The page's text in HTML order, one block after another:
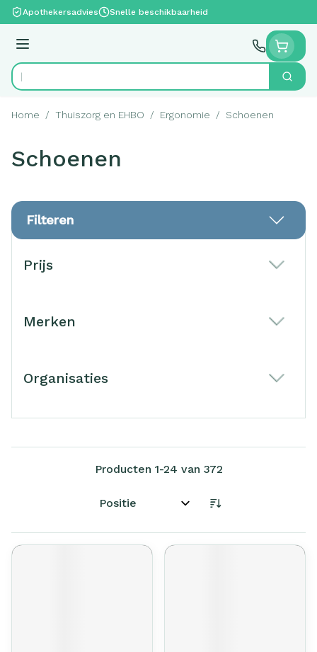
Ga naar de inhoud
Apothekersadvies Snelle beschikbaarheid
Menu
Product, merk, categorie... Zoek
Home / Thuiszorg en EHBO / Ergonomie / Schoenen
Schoenen
Filteren
Prijs
Merken
Organisaties
Producten 1-24 van 372
Sorteer op: